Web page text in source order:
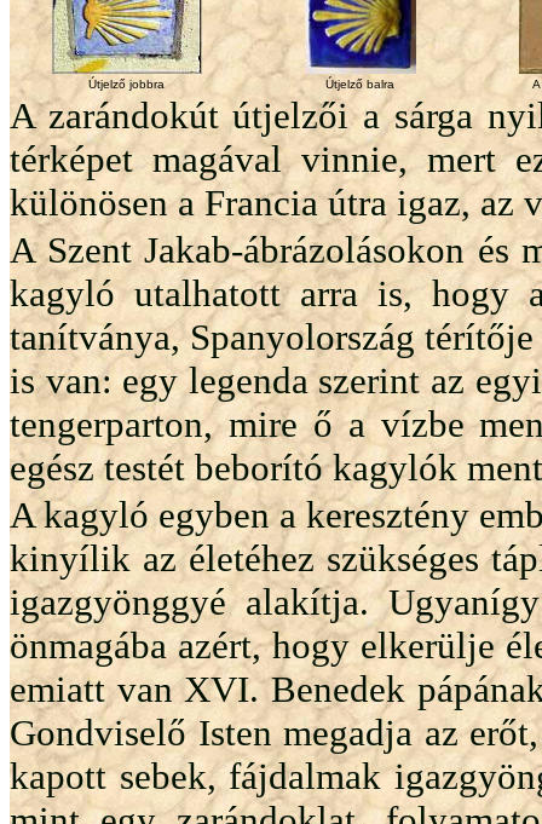
Útjelző jobbra Útjelző balra
A zarándokút útjelzői a sárga
térképet magával vinnie, mert
különösen a Francia útra igaz, az
A Szent Jakab-ábrázolásokon és
kagyló utalhatott arra is, hogy
tanítványa, Spanyolország
is van: egy legenda szerint az
tengerparton, mire ő a vízbe
egész testét beborító kagylók
A kagyló egyben a keresztény
kinyílik az életéhez szükséges
igazgyönggyé alakítja.
önmagába azért, hogy elkerülje
emiatt van XVI. Benedek
Gondviselő Isten megadja az
kapott sebek, fájdalmak